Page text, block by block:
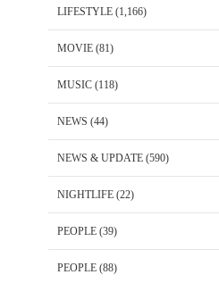
LIFESTYLE (1,166)
MOVIE (81)
MUSIC (118)
NEWS (44)
NEWS & UPDATE (590)
NIGHTLIFE (22)
PEOPLE (39)
PEOPLE (88)